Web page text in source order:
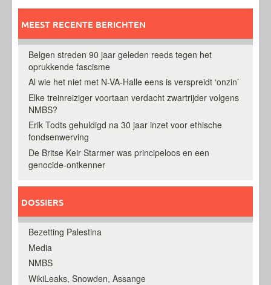
MEEST RECENTE BERICHTEN
Belgen streden 90 jaar geleden reeds tegen het
oprukkende fascisme
Al wie het niet met N-VA-Halle eens is verspreidt ‘onzin’
Elke treinreiziger voortaan verdacht zwartrijder volgens
NMBS?
Erik Todts gehuldigd na 30 jaar inzet voor ethische
fondsenwerving
De Britse Keir Starmer was principeloos en een
genocide-ontkenner
DOSSIERS
Bezetting Palestina
Media
NMBS
WikiLeaks, Snowden, Assange